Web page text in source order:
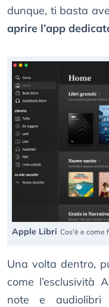
dunque, ti basta
aprire l’app
Apple Libri Cos'è e come
Una volta dentro,
come l’esclusività
note e